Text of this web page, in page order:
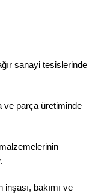
sanayi tesislerinde
ve parça üretiminde
bakımı ve